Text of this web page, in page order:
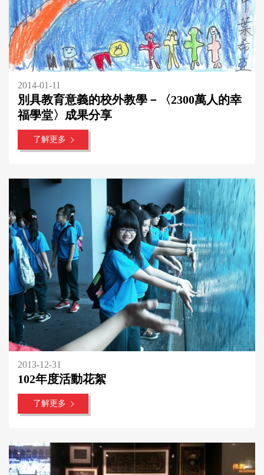
2014-01-11
別具教育意義的校外教學－〈2300萬人的幸
福學堂〉成果分享
了解更多
2013-12-31
102年度活動花絮
了解更多